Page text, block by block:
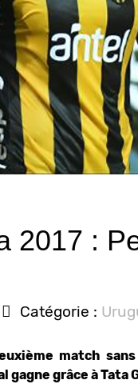
2017 :
Catégorie :
match
gagne grâce à